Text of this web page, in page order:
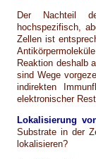
Der Nachteil
hochspezifisch,
Zellen ist
Reaktion deshalb
sind Wege
indirekten
elektronischer
Lokalisierung
Substrate in der
lokalisieren?